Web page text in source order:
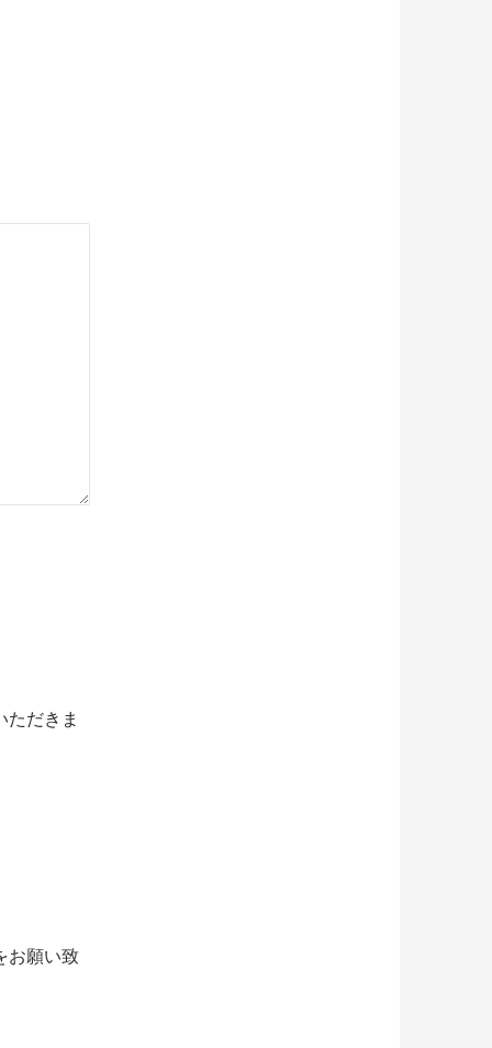
ただきま
お願い致